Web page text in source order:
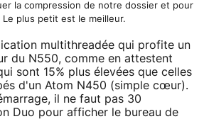
la compression de notre dossier et pour
plus petit est le meilleur.
multithreadée qui profite un
du N550, comme en attestent
sont 15% plus élevées que celles
d'un Atom N450 (simple cœur).
il ne faut pas 30
Duo pour afficher le bureau de